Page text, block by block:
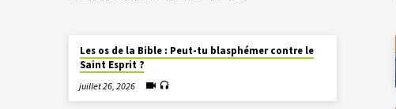
Les os de la Bible : Peut-tu blasphémer contre le
Saint Esprit ?
juillet 26, 2026